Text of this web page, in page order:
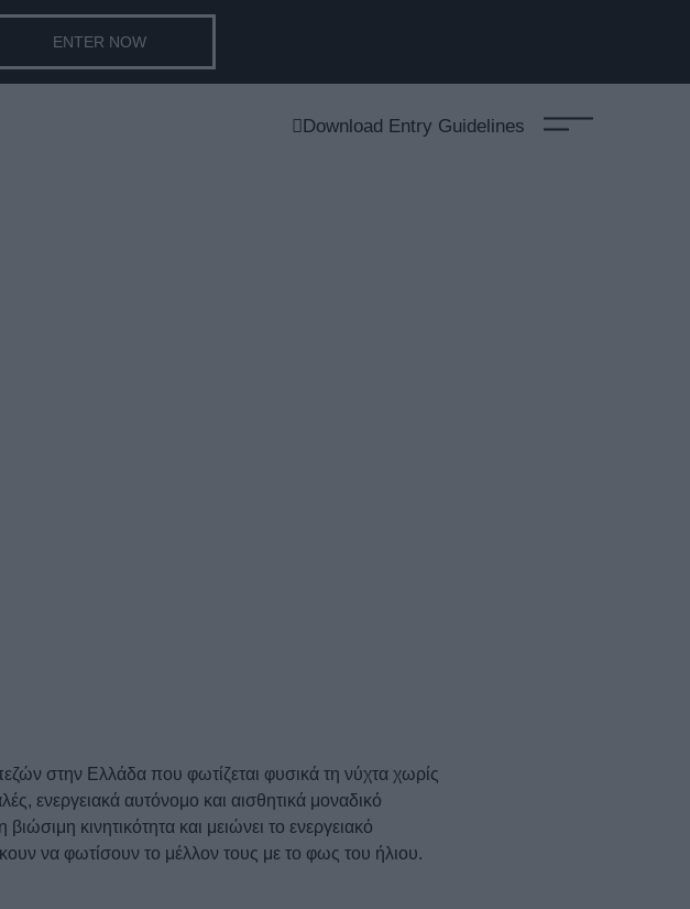
ENTER NOW
Download Entry Guidelines
στην Ελλάδα που φωτίζεται φυσικά τη νύχτα χωρίς
ενεργειακά αυτόνομο και αισθητικά μοναδικό
κινητικότητα και μειώνει το ενεργειακό
να φωτίσουν το μέλλον τους με το φως του ήλιου.